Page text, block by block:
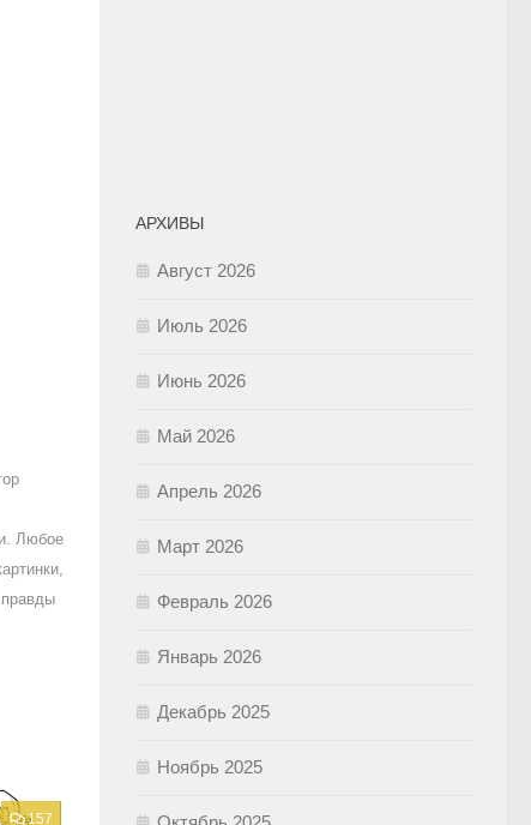
Любое
157
АРХИВЫ
Август 2026
Июль 2026
Июнь 2026
Май 2026
Апрель 2026
Март 2026
Февраль 2026
Январь 2026
Декабрь 2025
Ноябрь 2025